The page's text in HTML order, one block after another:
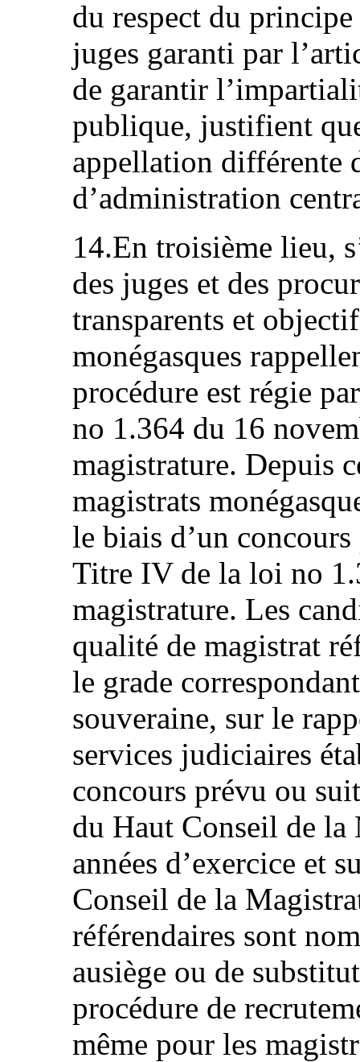
du respect du principe
juges garanti par
de garantir
publique, justifient
appellation différente
d’administration
14.En troisième lieu,
des juges et des
transparents et
monégasques
procédure est régie
no 1.364 du 16
magistrature. Depuis
magistrats
le biais d’un
Titre IV de la loi no
magistrature. Les
qualité de magistrat
le grade
souveraine, sur le
services judiciaires
concours prévu ou
du Haut Conseil de la
années d’exercice et
Conseil de la
référendaires sont
ausiège ou de
procédure de
même pour les